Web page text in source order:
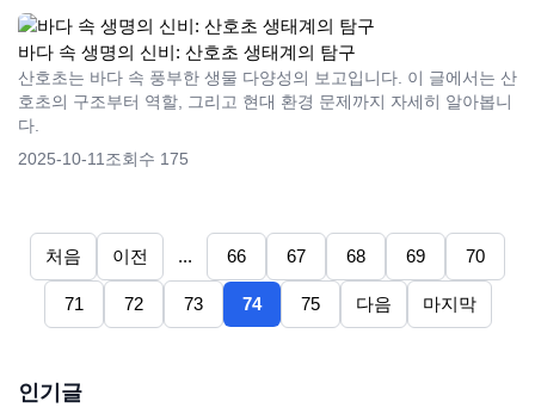
바다 속 생명의 신비: 산호초 생태계의 탐구
산호초는 바다 속 풍부한 생물 다양성의 보고입니다. 이 글에서는 산
호초의 구조부터 역할, 그리고 현대 환경 문제까지 자세히 알아봅니
다.
2025-10-11조회수 175
처음 이전 ... 66 67 68 69 70
71 72 73 74 75 다음 마지막
인기글